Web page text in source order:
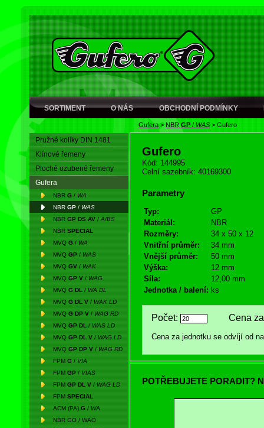
SORTIMENT O NÁS OBCHODNÍ PODMÍNKY
Gufera> NBRGP / WAS > Gufero
Pružné kolíky DIN 1481
Klínové řemeny
Ploché ozubené řemeny
Gufera
NBR G / WA
NBR GP / WAS
NBR GP DS AV / A/BS
NBR SPECIAL
MVQ G / WA
MVQ GP / WAS
MVQ GV / WAK
MVQ GP V / WAG
MVQ G DL / WA DL
MVQ G DL V / WAK LD
MVQ G DP V / WAG RD
MVQ GP DL / WAS LD
MVQ GP DL V / WAG LD
MVQ GP DP V / WAG RD
FPM G / VIA
FPM GP / VIAS
FPM GP DL V / WAG LD
FPM SPECIAL
ACM (PA) G / WA
NBR GO / WAO
Gufero
Kód: 144995
Celní sazebník: 40169300
Parametry
Typ:
GP
Materiál:
NBR
Rozměry:
34 x 50 x 12
Vnitřní průměr:
34 mm
Vnější průměr:
50 mm
Výška:
12 mm
Síla:
12,00 mm
Jednotka / balení: ks
Počet: Cena za
Cena za jednotku se odvíjí od
POTŘEBUJETE PORADIT?